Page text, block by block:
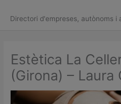
Directori d'empreses, autònoms i
Estètica La
(Girona) – Laura